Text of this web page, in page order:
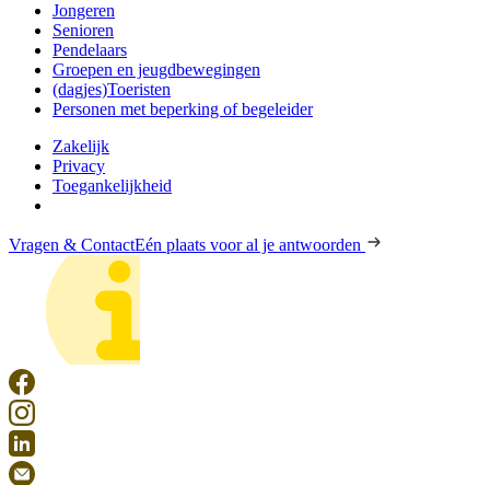
Jongeren
Senioren
Pendelaars
Groepen en jeugdbewegingen
(dagjes)Toeristen
Personen met beperking of begeleider
Zakelijk
Privacy
Toegankelijkheid
Vragen & ContactEén plaats voor al je antwoorden